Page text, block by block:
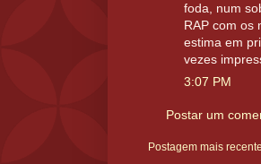
foda, num
RAP com os
estima em
vezes
3:07 PM
Postar um
Postagem mais recente